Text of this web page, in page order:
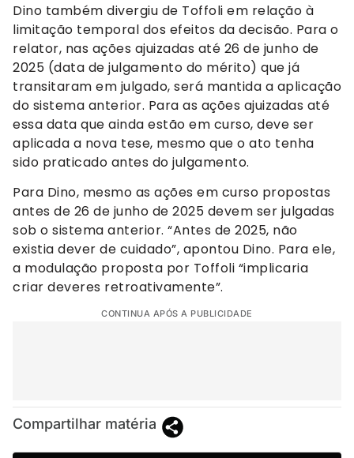
Dino também divergiu de Toffoli em relação à
limitação temporal dos efeitos da decisão. Para o
relator, nas ações ajuizadas até 26 de junho de
2025 (data de julgamento do mérito) que já
transitaram em julgado, será mantida a aplicação
do sistema anterior. Para as ações ajuizadas até
essa data que ainda estão em curso, deve ser
aplicada a nova tese, mesmo que o ato tenha
sido praticado antes do julgamento.
Para Dino, mesmo as ações em curso propostas
antes de 26 de junho de 2025 devem ser julgadas
sob o sistema anterior. “Antes de 2025, não
existia dever de cuidado”, apontou Dino. Para ele,
a modulação proposta por Toffoli “implicaria
criar deveres retroativamente”.
CONTINUA APÓS A PUBLICIDADE
Compartilhar matéria